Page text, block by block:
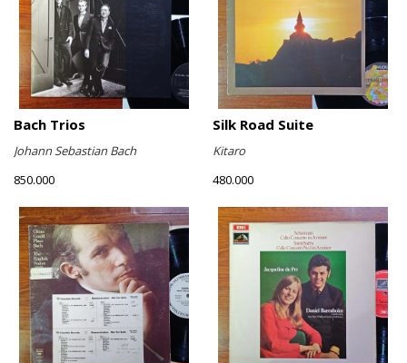
Bach Trios
Johann Sebastian Bach
850.000
Silk Road Suite
Kitaro
480.000